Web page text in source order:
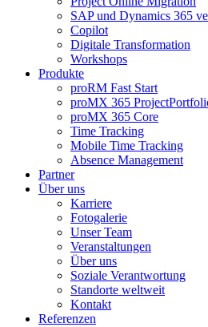
SAP und Dynamics 365
Copilot
Digitale Transformation
Workshops
Produkte
proRM Fast Start
proMX 365
proMX 365 Core
Time Tracking
Mobile Time Tracking
Absence Management
Partner
Über uns
Karriere
Fotogalerie
Unser Team
Veranstaltungen
Über uns
Soziale Verantwortung
Standorte weltweit
Kontakt
Referenzen